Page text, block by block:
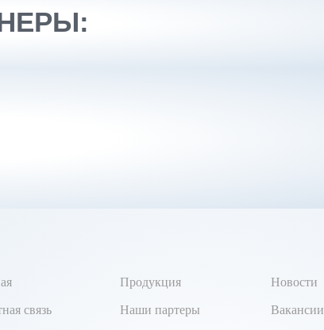
связь
Продукция
Наши партеры
Новости
Вакансии